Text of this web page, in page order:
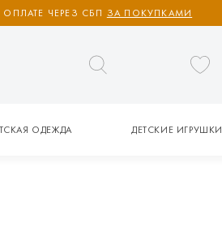
ЧЕРЕЗ СБП ЗА ПОКУПКАМИ
ОДЕЖДА ДЕТСКИЕ ИГРУШКИ